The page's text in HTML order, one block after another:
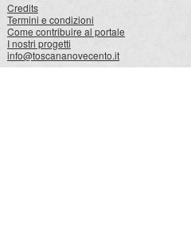
Credits
Termini e condizioni
Come contribuire al portale
I nostri progetti
info@toscananovecento.it